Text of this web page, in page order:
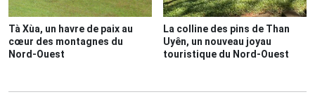
Tà Xùa, un havre de paix au
cœur des montagnes du
Nord-Ouest
La colline des pins de Than
Uyên, un nouveau joyau
touristique du Nord-Ouest